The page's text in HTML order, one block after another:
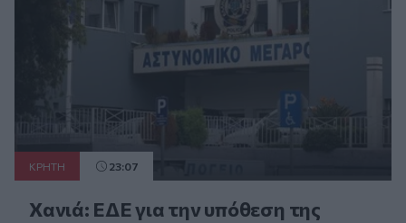
ΚΡΗΤΗ 23:07
Χανιά: ΕΔΕ για την υπόθεση της